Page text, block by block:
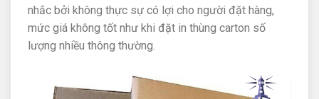
nhắc bởi không thực sự có lợi cho người đặt hàng,
mức giá không tốt như khi đặt in thùng carton số
lượng nhiều thông thường.